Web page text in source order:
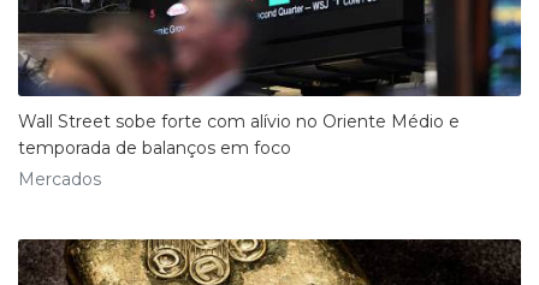
Wall Street sobe forte com alívio no Oriente Médio e
temporada de balanços em foco
Mercados